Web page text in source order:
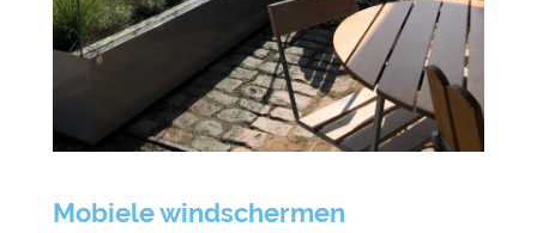
Mobiele windschermen